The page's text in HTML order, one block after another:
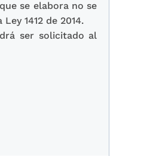
se elabora no se
1412 de 2014.
ser solicitado al